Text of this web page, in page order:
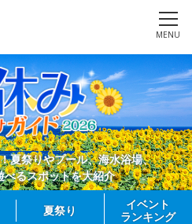
MENU
夏祭りやプール、海水浴場、
べるスポットを大紹介
夏祭り
イベント
ランキング